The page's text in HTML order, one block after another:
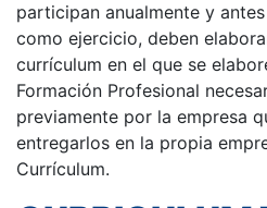
participan anualmente y
como ejercicio, deben
currículum en el que se
Formación Profesional
previamente por la empresa
entregarlos en la propia
Currículum.